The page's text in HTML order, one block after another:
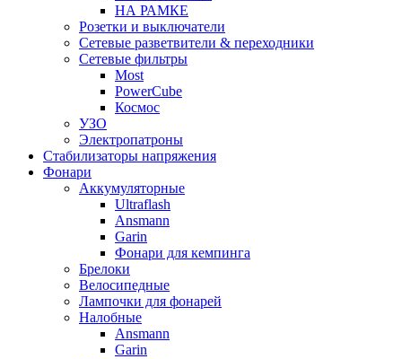
НА РАМКЕ
Розетки и выключатели
Сетевые разветвители & переходники
Сетевые фильтры
Most
PowerCube
Космос
УЗО
Электропатроны
Стабилизаторы напряжения
Фонари
Аккумуляторные
Ultraflash
Ansmann
Garin
Фонари для кемпинга
Брелоки
Велосипедные
Лампочки для фонарей
Налобные
Ansmann
Garin